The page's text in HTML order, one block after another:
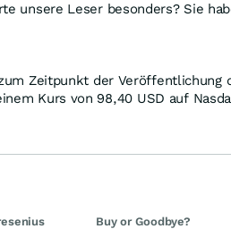
unsere Leser besonders? Sie
Zeitpunkt der Veröffentlichung
Kurs von 98,40 USD auf
Buy or Goodbye?